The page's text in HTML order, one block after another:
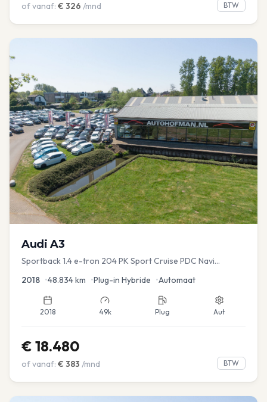
of vanaf: € 326 /mnd BTW
Audi A3
Sportback 1.4 e-tron 204 PK Sport Cruise PDC Navi
2018 •48.834km •Plug-in Hybride •Automaat
2018 49k Plug Aut
€ 18.480
of vanaf: € 383 /mnd BTW